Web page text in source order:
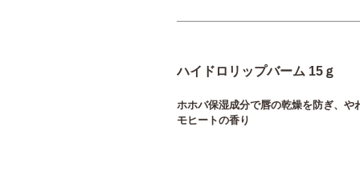
ハイドロリップバーム 15ｇ
ホホバ保湿成分で唇の乾燥を防ぎ、や
モヒートの香り